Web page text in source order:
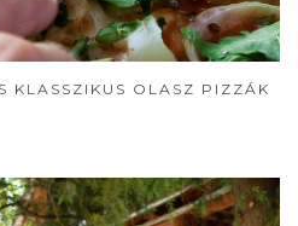
KLASSZIKUS OLASZ PIZZÁK